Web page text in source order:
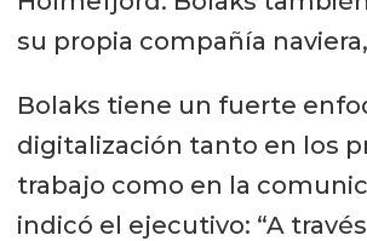
su propia compañía
Bolaks tiene un fuerte
digitalización tanto en los
trabajo como en la
indicó el ejecutivo: “A